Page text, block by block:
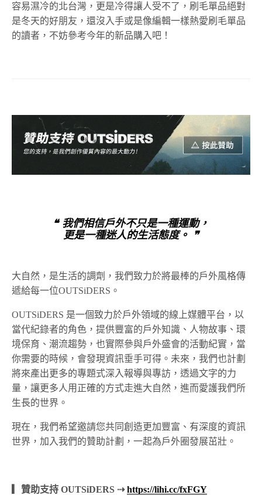
容易濕冷的北台灣，更是冷得讓人受不了，刷毛單品絕對
是冬天的好朋友，還沒入手或是像編輯一樣熱愛刷毛單品
的讀者，不妨參考今年的新品購入吧！
❝ 我們相信戶外不只是一種運動，
更是一種迷人的生活態度。 ❞
大自然，是生活的調劑，我們致力於將最棒的戶外風格傳
遞給每一位OUTSiDERS。
OUTSiDERS 是一個致力於戶外領域的線上媒體平台，以
當代紀錄者的角色，提供豐富的戶外知識、人物故事、環
境保育、潮流趨勢，也實際參與戶外盛會的活動紀實，當
你需要的時候，會發現資訊垂手可得。未來，我們也計劃
將來產出更多的專題式深入報導與專訪，透過文字的力
量，讓更多人用正確的方式走進大自然，進而愛護我們所
生長的世界。
現在，我們希望邀請您共同創造更加豐富、有深度的資訊
世界，加入我們的贊助計劃，一起為戶外圈發展茁壯。
▎贊助支持 OUTSiDERS ⇢https://lihi.cc/fxFGY